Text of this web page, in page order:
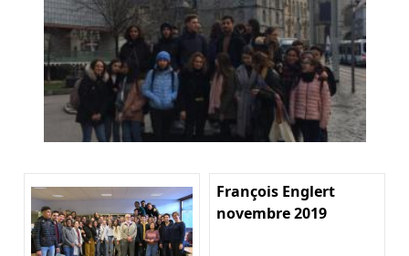
François Englert
novembre 2019